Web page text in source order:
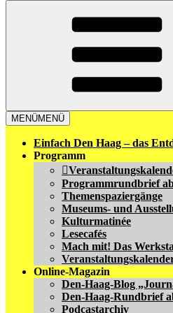
MENÜMENÜ
Einfach Den Haag – das
Programm
Programmrundbrief
Themenspaziergänge
Museums- und
Kulturmatinée
Lesecafés
Mach mit! Das
Online-Magazin
Den-Haag-Blog
Den-Haag-Rundbrief
Podcastarchiv